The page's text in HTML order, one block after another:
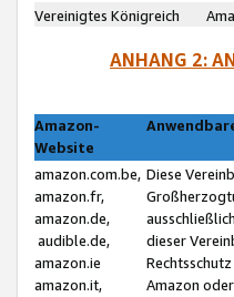
Vereinigtes Königreich
ANHANG 2:
Amazon-
Website
amazon.com.be,
amazon.fr,
amazon.de,
audible.de,
amazon.ie
amazon.it,
Diese
dieser
Amazon